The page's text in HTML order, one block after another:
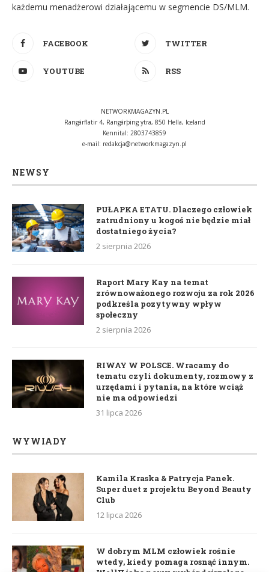
każdemu menadżerowi działającemu w segmencie DS/MLM.
FACEBOOK TWITTER
YOUTUBE RSS
NETWORKMAGAZYN.PL
Rangárflatir 4, Rangárþing ytra, 850 Hella, Iceland
Kennital: 2803743859
e-mail: redakcja@networkmagazyn.pl
NEWSY
PUŁAPKA ETATU. Dlaczego człowiek
zatrudniony u kogoś nie będzie miał
dostatniego życia?
2 sierpnia 2026
Raport Mary Kay na temat
zrównoważonego rozwoju za rok 2026
podkreśla pozytywny wpływ
społeczny
2 sierpnia 2026
RIWAY W POLSCE. Wracamy do
tematu czyli dokumenty, rozmowy z
urzędami i pytania, na które wciąż
nie ma odpowiedzi
31 lipca 2026
WYWIADY
Kamila Kraska & Patrycja Panek.
Super duet z projektu Beyond Beauty
Club
12 lipca 2026
W dobrym MLM człowiek rośnie
wtedy, kiedy pomaga rosnąć innym.